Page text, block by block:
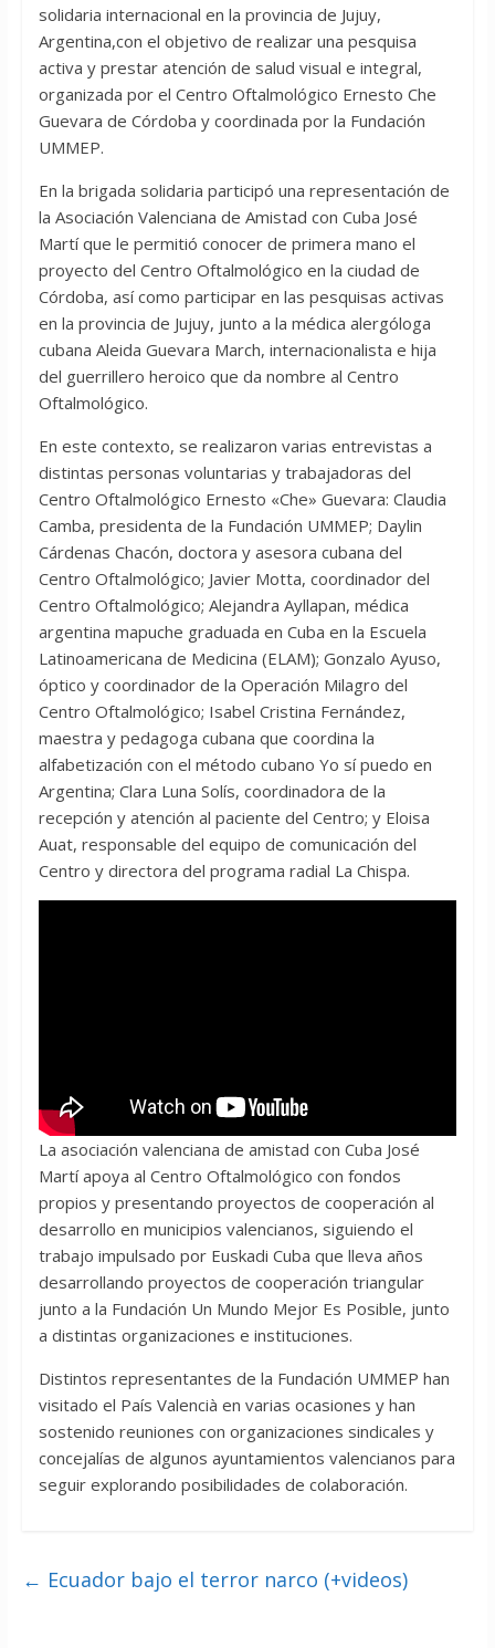
solidaria internacional en la provincia de Jujuy,
Argentina,con el objetivo de realizar una pesquisa
activa y prestar atención de salud visual e integral,
organizada por el Centro Oftalmológico Ernesto Che
Guevara de Córdoba y coordinada por la Fundación
UMMEP.
En la brigada solidaria participó una representación de
la Asociación Valenciana de Amistad con Cuba José
Martí que le permitió conocer de primera mano el
proyecto del Centro Oftalmológico en la ciudad de
Córdoba, así como participar en las pesquisas activas
en la provincia de Jujuy, junto a la médica alergóloga
cubana Aleida Guevara March, internacionalista e hija
del guerrillero heroico que da nombre al Centro
Oftalmológico.
En este contexto, se realizaron varias entrevistas a
distintas personas voluntarias y trabajadoras del
Centro Oftalmológico Ernesto «Che» Guevara: Claudia
Camba, presidenta de la Fundación UMMEP; Daylin
Cárdenas Chacón, doctora y asesora cubana del
Centro Oftalmológico; Javier Motta, coordinador del
Centro Oftalmológico; Alejandra Ayllapan, médica
argentina mapuche graduada en Cuba en la Escuela
Latinoamericana de Medicina (ELAM); Gonzalo Ayuso,
óptico y coordinador de la Operación Milagro del
Centro Oftalmológico; Isabel Cristina Fernández,
maestra y pedagoga cubana que coordina la
alfabetización con el método cubano Yo sí puedo en
Argentina; Clara Luna Solís, coordinadora de la
recepción y atención al paciente del Centro; y Eloisa
Auat, responsable del equipo de comunicación del
Centro y directora del programa radial La Chispa.
La asociación valenciana de amistad con Cuba José
Martí apoya al Centro Oftalmológico con fondos
propios y presentando proyectos de cooperación al
desarrollo en municipios valencianos, siguiendo el
trabajo impulsado por Euskadi Cuba que lleva años
desarrollando proyectos de cooperación triangular
junto a la Fundación Un Mundo Mejor Es Posible, junto
a distintas organizaciones e instituciones.
Distintos representantes de la Fundación UMMEP han
visitado el País Valencià en varias ocasiones y han
sostenido reuniones con organizaciones sindicales y
concejalías de algunos ayuntamientos valencianos para
seguir explorando posibilidades de colaboración.
← Ecuador bajo el terror narco (+videos)